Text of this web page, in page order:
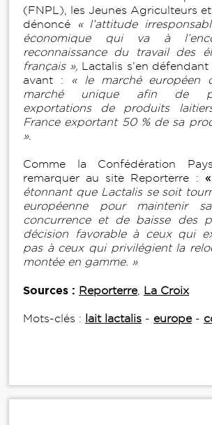
(FNPL), les Jeunes Agriculteurs
dénoncé
« l’attitude
économique qui va à
reconnaissance du travail des
français », Lactalis s’en
avant : « le marché européen
marché unique afin de
exportations de produits
France exportant 50 % de sa
».
Comme la Confédération
remarquer au site Reporterre : «
étonnant que Lactalis se soit
européenne pour maintenir
concurrence et de baisse des
décision favorable à ceux qui
pas à ceux qui privilégient la
montée en gamme. »
Sources : Reporterre, La Croix
Mots-clés : lait lactalis - europe-